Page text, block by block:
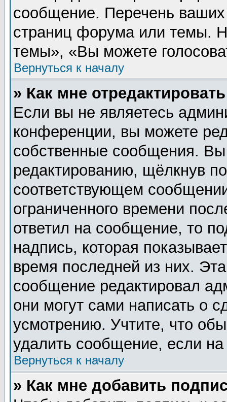
сообщение. Перечень ваших
страниц форума или темы.
темы», «Вы можете
Вернуться к началу
» Как мне
Если вы не являетесь
конференции, вы можете
собственные сообщения.
редактированию, щёлкнув
соответствующем
ограниченного времени
ответил на сообщение, то
надпись, которая
время последней из них.
сообщение редактировал
они могут сами написать о
усмотрению. Учтите, что
удалить сообщение, если на
Вернуться к началу
» Как мне добавить